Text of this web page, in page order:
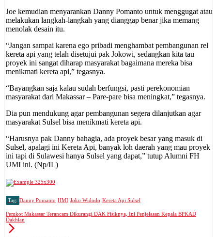
Joe kemudian menyarankan Danny Pomanto untuk menggugat atau
melakukan langkah-langkah yang dianggap benar jika memang
menolak desain itu.
“Jangan sampai karena ego pribadi menghambat pembangunan rel
kereta api yang telah disetujui pak Jokowi, sedangkan kita tau
proyek ini sangat diharap masyarakat bagaimana mereka bisa
menikmati kereta api,” tegasnya.
“Bayangkan saja kalau sudah berfungsi, pasti perekonomian
masyarakat dari Makassar – Pare-pare bisa meningkat,” tegasnya.
Dia pun mendukung agar pembangunan segera dilanjutkan agar
masyarakat Sulsel bisa menikmati kereta api.
“Harusnya pak Danny bahagia, ada proyek besar yang masuk di
Sulsel, apalagi ini Kereta Api, banyak loh daerah yang mau proyek
ini tapi di Sulawesi hanya Sulsel yang dapat,” tutup Alumni FH
UMI ini. (Np/IL)
Tag: Danny Pomanto HMI Joko Widodo Kereta Api Sulsel
Pemkot Makassar Terancam Dikurangi DAK Fisiknya, Ini Penjelasan Kepala BPKAD
Dakhlan